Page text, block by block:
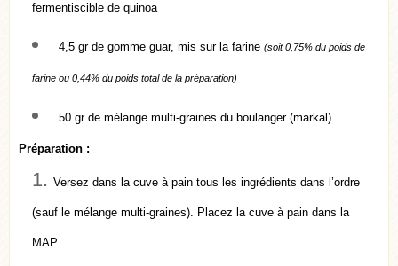
fermentiscible de quinoa
4,5 gr de gomme guar, mis sur la farine(soit 0,75% du poids de
farine ou 0,44% du poids total de la préparation)
50 gr de mélange multi-graines du boulanger (markal)
Préparation :
Versez dans la cuve à pain tous les ingrédients dans l’ordre
(sauf le mélange multi-graines). Placez la cuve à pain dans la
MAP.